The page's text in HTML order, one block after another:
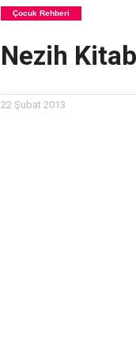
Çocuk Rehberi
Nezih
22 Şubat 2013